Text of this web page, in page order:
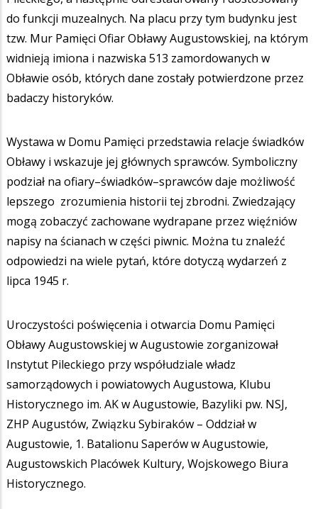
do funkcji muzealnych. Na placu przy tym budynku jest
tzw. Mur Pamięci Ofiar Obławy Augustowskiej, na którym
widnieją imiona i nazwiska 513 zamordowanych w
Obławie osób, których dane zostały potwierdzone przez
badaczy historyków.
Wystawa w Domu Pamięci przedstawia relacje świadków
Obławy i wskazuje jej głównych sprawców. Symboliczny
podział na ofiary–świadków–sprawców daje możliwość
lepszego zrozumienia historii tej zbrodni. Zwiedzający
mogą zobaczyć zachowane wydrapane przez więźniów
napisy na ścianach w części piwnic. Można tu znaleźć
odpowiedzi na wiele pytań, które dotyczą wydarzeń z
lipca 1945 r.
Uroczystości poświęcenia i otwarcia Domu Pamięci
Obławy Augustowskiej w Augustowie zorganizował
Instytut Pileckiego przy współudziale władz
samorządowych i powiatowych Augustowa, Klubu
Historycznego im. AK w Augustowie, Bazyliki pw. NSJ,
ZHP Augustów, Związku Sybiraków – Oddział w
Augustowie, 1. Batalionu Saperów w Augustowie,
Augustowskich Placówek Kultury, Wojskowego Biura
Historycznego.